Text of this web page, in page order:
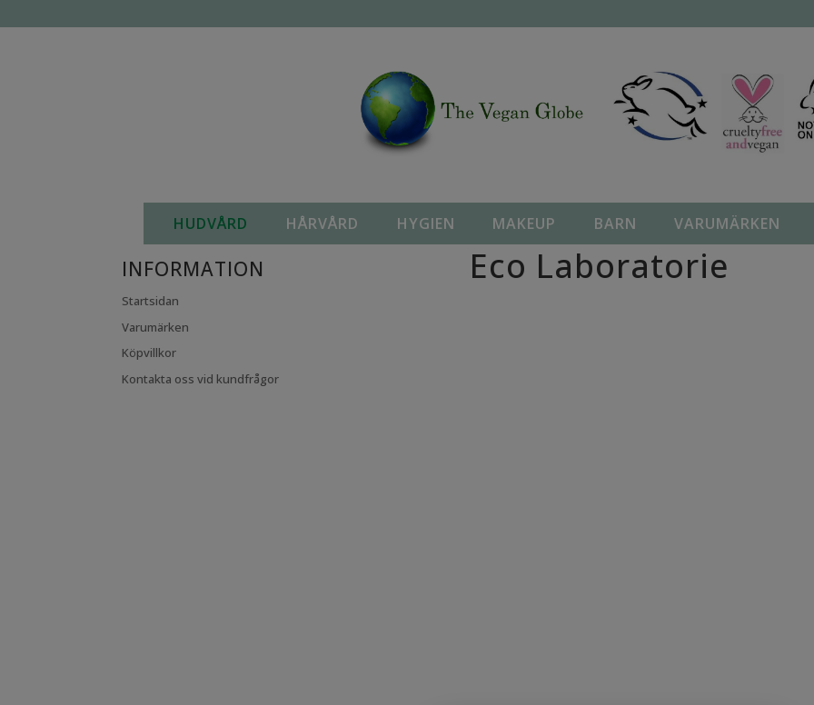
HUDVÅRD HÅRVÅRD HYGIEN MAKEUP BARN VARUMÄRKEN
Hem/ Produkter märkta ”Eco Laboratorie”
Eco Laboratorie
KAMPANJVAROR
INFORMATION
Startsidan
Varumärken
Köpvillkor
Kontakta oss vid kundfrågor